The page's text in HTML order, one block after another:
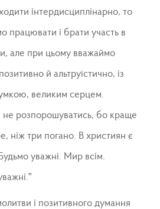
інтердисциплінарно, то
працювати і брати участь в
але при цьому вважаймо
й альтруїстично, із
великим серцем.
розпорошуватись, бо краще
ніж три погано. В християн є
уважні. Мир всім.
і позитивного думання